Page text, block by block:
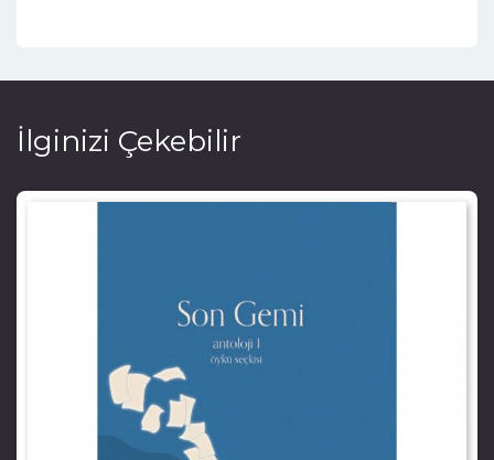
İlginizi Çekebilir